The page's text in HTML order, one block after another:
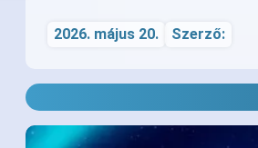
2026. május 20. Szerző: